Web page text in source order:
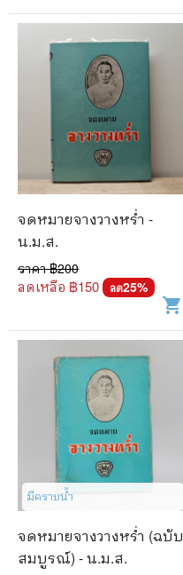
จดหมายจางวางหร่ำ -
น.ม.ส.
ราคา ฿200
ลดเหลือ ฿150 ลด25%
shopping_cart
มีคราบน้ำ
จดหมายจางวางหร่ำ (ฉบับ
สมบูรณ์) - น.ม.ส.